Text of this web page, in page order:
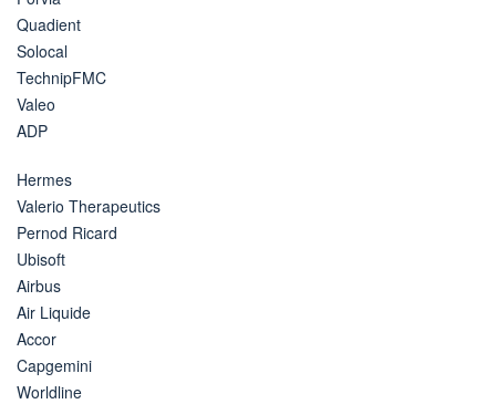
Quadient
Solocal
TechnipFMC
Valeo
ADP
Hermes
Valerio Therapeutics
Pernod Ricard
Ubisoft
Airbus
Air Liquide
Accor
Capgemini
Worldline